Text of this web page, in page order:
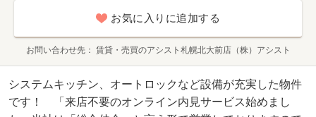
お気に入りに追加する
お問い合わせ先 賃貸・売買のアシスト札幌北大前店（株）アシスト
システムキッチン、オートロックなど設備が充実した物件
です！ 「来店不要のオンライン内見サービス始めまし